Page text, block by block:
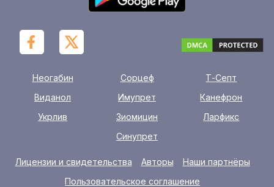
Неогабин Сорцеф
Т-Септ
Виданол
Имупрет
Канефрон
Укрлив
Зиомицин
Ларфикс
Синупрет
Лицензии и свидетельства Авторы
Наши партнёры
Пользовательское соглашение